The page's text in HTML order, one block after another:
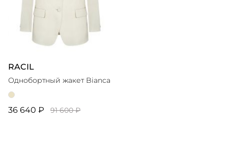
RACIL
Однобортный жакет Bianca
36 640 ₽ 91 600 ₽